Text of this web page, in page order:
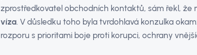
zprostředkovatel obchodních kontaktů, sám řekl, že
víza. V důsledku toho byla tvrdohlavá konzulka
rozporu s prioritami boje proti korupci, ochrany